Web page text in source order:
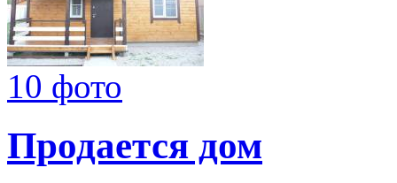
10 фото
Продается дом